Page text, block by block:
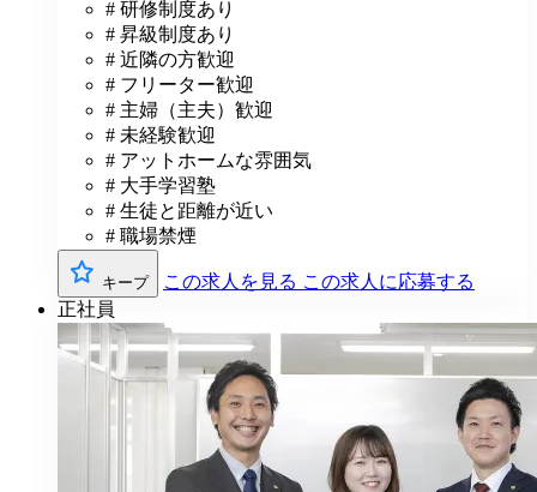
# 研修制度あり
# 昇級制度あり
# 近隣の方歓迎
# フリーター歓迎
# 主婦（主夫）歓迎
# 未経験歓迎
# アットホームな雰囲気
# 大手学習塾
# 生徒と距離が近い
# 職場禁煙
キープ この求人を見る この求人に応募する
正社員